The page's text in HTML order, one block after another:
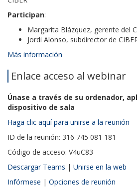
Participan:
Margarita Blázquez, gerente del
Jordi Alonso, subdirector de
Más información
Enlace acceso al webinar
Únase a través de su ordenador,
dispositivo de sala
Haga clic aquí para unirse a la reunión
ID de la reunión: 316 745 081 181
Código de acceso: V4uC83
Descargar Teams | Unirse en la web
Infórmese | Opciones de reunión